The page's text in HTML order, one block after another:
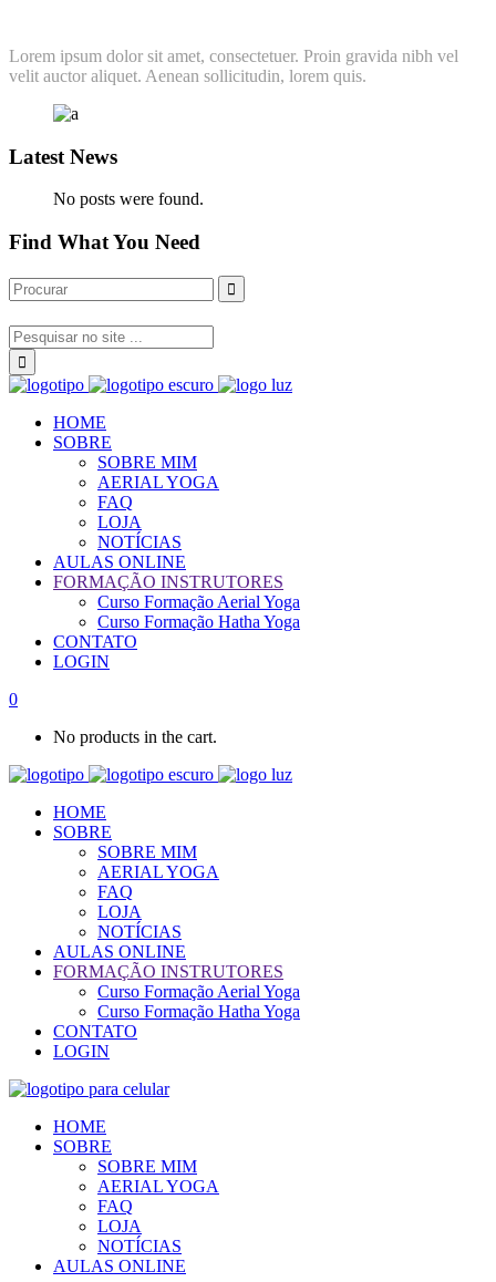
Lorem ipsum dolor sit amet, consectetuer. Proin gravida nibh vel
velit auctor aliquet. Aenean sollicitudin, lorem quis.
Latest News
No posts were found.
Find What You Need
HOME
SOBRE
SOBRE MIM
AERIAL YOGA
FAQ
LOJA
NOTÍCIAS
AULAS ONLINE
FORMAÇÃO INSTRUTORES
Curso Formação Aerial Yoga
Curso Formação Hatha Yoga
CONTATO
LOGIN
0
No products in the cart.
HOME
SOBRE
SOBRE MIM
AERIAL YOGA
FAQ
LOJA
NOTÍCIAS
AULAS ONLINE
FORMAÇÃO INSTRUTORES
Curso Formação Aerial Yoga
Curso Formação Hatha Yoga
CONTATO
LOGIN
HOME
SOBRE
SOBRE MIM
AERIAL YOGA
FAQ
LOJA
NOTÍCIAS
AULAS ONLINE